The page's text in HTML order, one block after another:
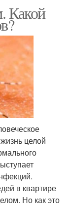
Какой
целой
в квартире
Но как это